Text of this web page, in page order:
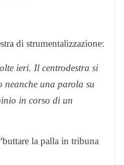
di strumentalizzazione:
ieri. Il centrodestra si
una parola su
in corso di un
la palla in tribuna